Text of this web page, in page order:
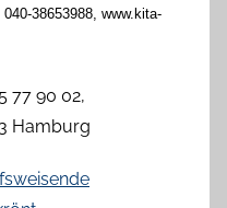
l
38653988, www.kita-
77 90 02,
Hamburg